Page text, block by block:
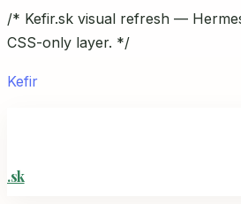
/* Kefir.sk visual refresh —
CSS-only layer. */
Kefir